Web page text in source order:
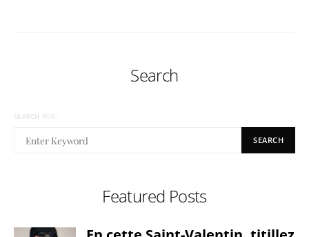
Search
SEARCH FOR:
SEARCH
Featured Posts